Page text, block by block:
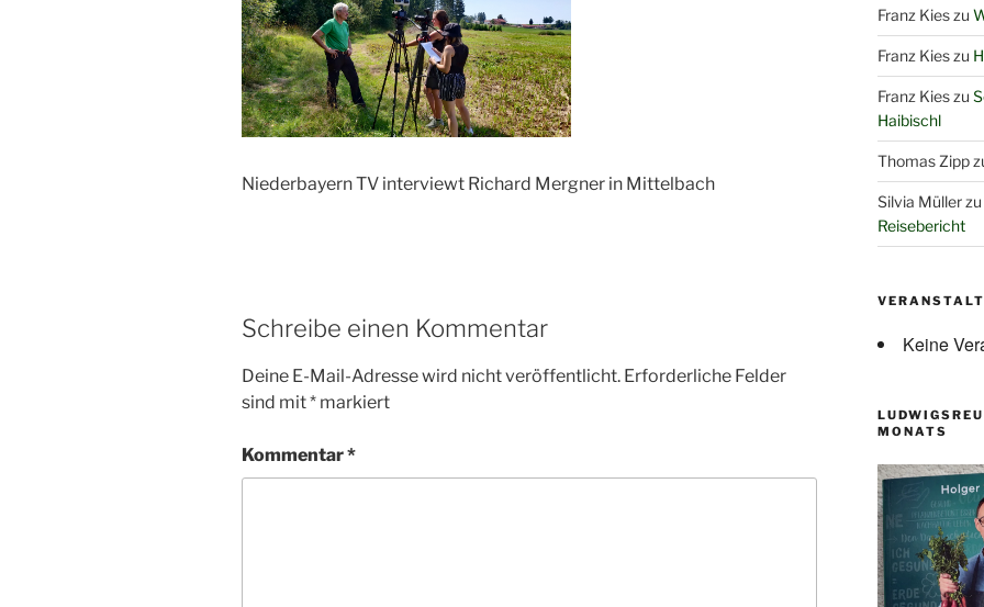
Niederbayern TV interviewt Richard Mergner in Mittelbach
Schreibe einen Kommentar
Deine E-Mail-Adresse wird nicht veröffentlicht. Erforderliche Felder
sind mit* markiert
Kommentar*
Franz Kieszu
Franz Kieszu
Franz Kieszu
Haibischl
Thomas Zipp
Silvia Müllerzu
Reisebericht
Keine
MONATS